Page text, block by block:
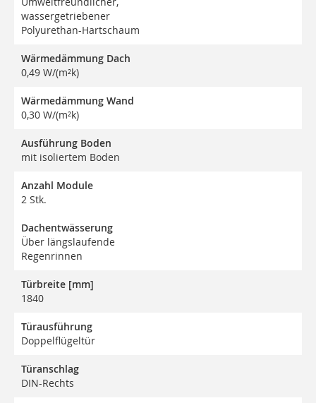
wassergetriebener
Polyurethan-Hartschaum
Wärmedämmung Dach
0,49 W/(m²k)
Wärmedämmung Wand
0,30 W/(m²k)
Ausführung Boden
mit isoliertem Boden
Anzahl Module
2 Stk.
Dachentwässerung
Über längslaufende
Regenrinnen
Türbreite [mm]
1840
Türausführung
Doppelflügeltür
Türanschlag
DIN-Rechts